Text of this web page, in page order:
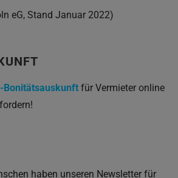
eG, Stand Januar 2022)
Bonitätsauskunft für Vermieter online
haben unseren Newsletter für